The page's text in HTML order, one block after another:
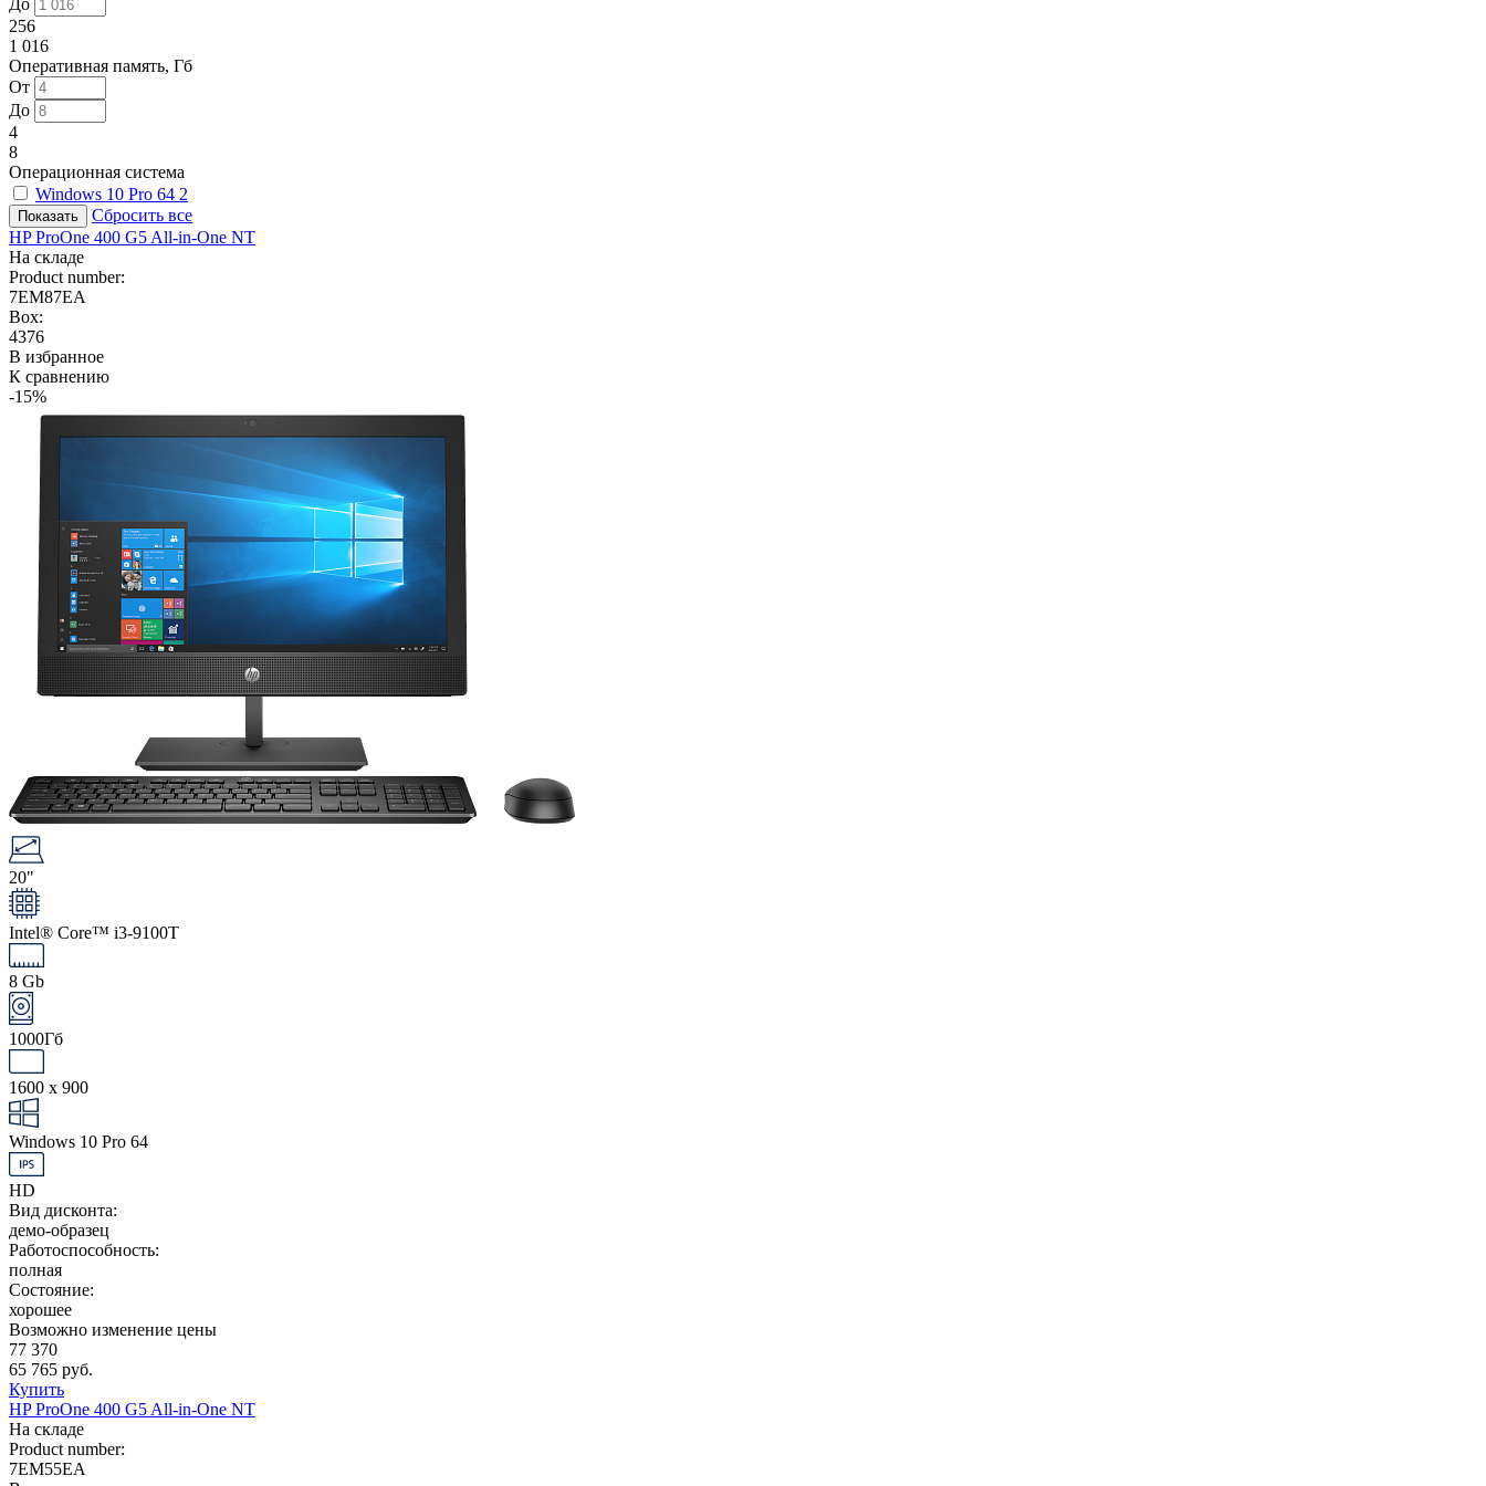
256
1 016
Оперативная память, Гб
От
До
4
8
Операционная система
Windows 10 Pro 64 2
Сбросить все
HP ProOne 400 G5 All-in-One NT
На складе
Product number:
7EM87EA
Box:
4376
В избранное
К сравнению
-15%
20"
Intel® Core™ i3-9100T
8 Gb
1000Гб
1600 x 900
Windows 10 Pro 64
HD
Вид дисконта:
демо-образец
Работоспособность:
полная
Состояние:
хорошее
Возможно изменение цены
77 370
65 765 руб.
Купить
HP ProOne 400 G5 All-in-One NT
На складе
Product number:
7EM55EA